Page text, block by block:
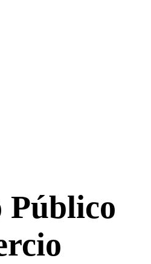
Público